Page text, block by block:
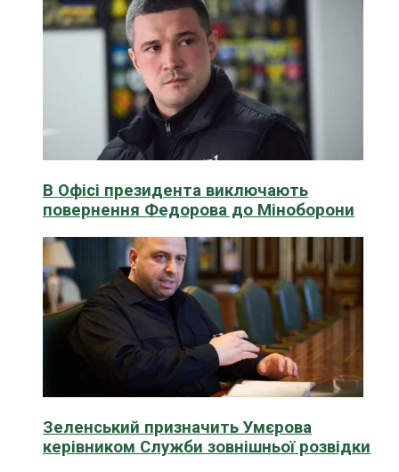
В Офісі президента виключають
повернення Федорова до Міноборони
Зеленський призначить Умєрова
керівником Служби зовнішньої розвідки